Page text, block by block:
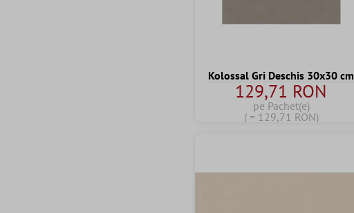
Kolossal Gri Deschis 30x30 cm
129,71 RON
pe Pachet(e)
( = 129,71 RON)